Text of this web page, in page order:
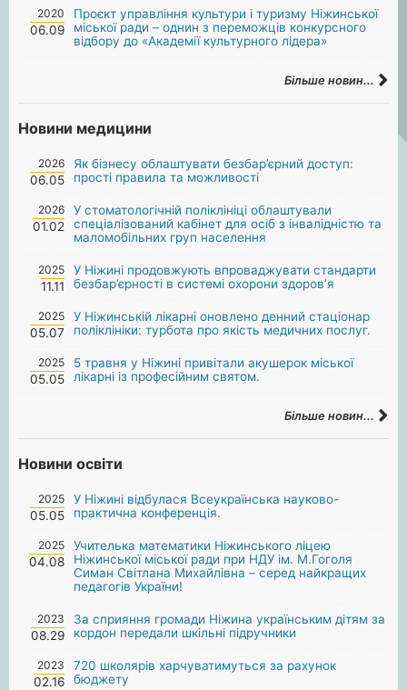
2020
06.09
Проєкт управління культури і туризму Ніжинської
міської ради – однин з переможців конкурсного
відбору до «Академії культурного лідера»
Більше новин...
Новини медицини
2026
06.05
Як бізнесу облаштувати безбар’єрний доступ:
прості правила та можливості
2026
01.02
У стоматологічній поліклініці облаштували
спеціалізований кабінет для осіб з інвалідністю та
маломобільних груп населення
2025
11.11
У Ніжині продовжують впроваджувати стандарти
безбар’єрності в системі охорони здоров’я
2025
05.07
У Ніжинській лікарні оновлено денний стаціонар
поліклініки: турбота про якість медичних послуг.
2025
05.05
5 травня у Ніжині привітали акушерок міської
лікарні із професійним святом.
Більше новин...
Новини освіти
2025
05.05
У Ніжині відбулася Всеукраїнська науково-
практична конференція.
2025
04.08
Учителька математики Ніжинського ліцею
Ніжинської міської ради при НДУ ім. М.Гоголя
Симан Світлана Михайлівна – серед найкращих
педагогів України!
2023
08.29
За сприяння громади Ніжина українським дітям за
кордон передали шкільні підручники
2023
02.16
720 школярів харчуватимуться за рахунок
бюджету